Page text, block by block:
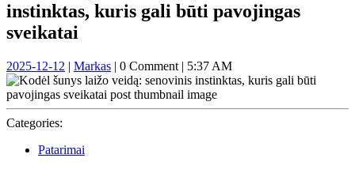
instinktas, kuris gali būti pavojingas
sveikatai
2025-12-12 2025-
12-
12
| MarkasMarkas
| 0 Comment | 5:37 AM
Categories:
Patarimai